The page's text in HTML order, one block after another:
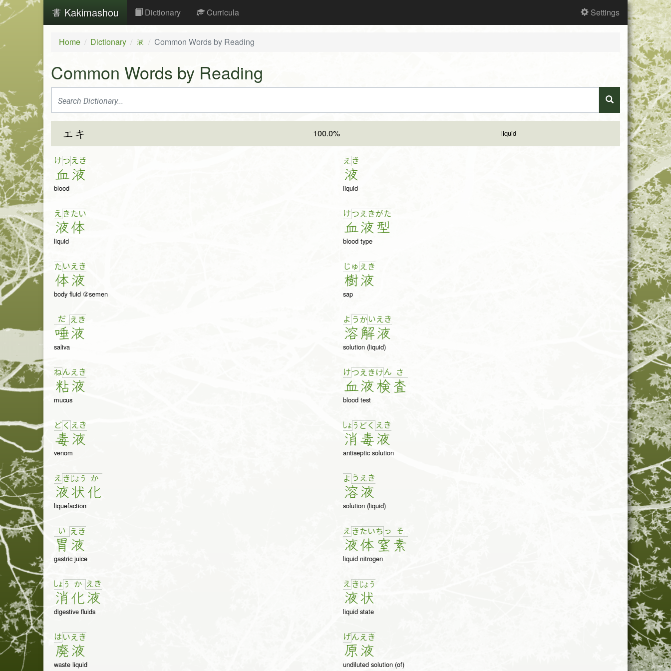
Kakimashou Dictionary Curricula Settings
Home Dictionary 液 Common Words by Reading
Common Words by Reading
エキ 100.0% liquid
けつ
血
え き
液
blood
え き
液
liquid
え き
液
たい
体
liquid
けつ
血
え き
液
がた
型
blood type
た い
体
え き
液
body fluid ②semen
じゅ
樹
え き
液
sap
だ
唾
え き
液
saliva
よ う
溶
かい
解
え き
液
solution (liquid)
ねん
粘
え き
液
mucus
けつ
血
え き
液
けん
検
さ
査
blood test
ど く
毒
え き
液
venom
しょ う
消
どく
毒
え き
液
antiseptic solution
え き
液
じょ う
状
か
化
liquefaction
よ う
溶
え き
液
solution (liquid)
い
胃
え き
液
gastric juice
え き
液
たい
体
ち っ
窒
そ
素
liquid nitrogen
しょ う
消
か
化
え き
液
digestive fluids
え き
液
じょ う
状
liquid state
は い
廃
え き
液
waste liquid
げん
原
え き
液
undiluted solution (of)